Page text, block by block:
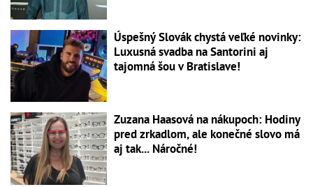
Úspešný Slovák chystá veľké novinky:
Luxusná svadba na Santorini aj
tajomná šou v Bratislave!
Zuzana Haasová na nákupoch: Hodiny
pred zrkadlom, ale konečné slovo má
aj tak... Náročné!